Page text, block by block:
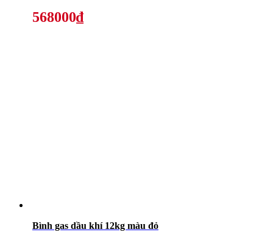
568000₫
Bình gas dầu khí 12kg màu đỏ